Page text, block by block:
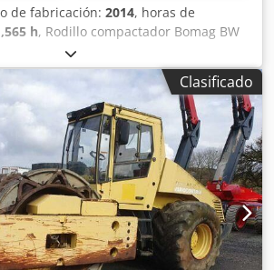
de fabricación: 2014, horas de
h, Rodillo compactador Bomag BW
de fabricación: 2014, horas de
1565 h, motor: Kubota [55,4 kW/75
Manager 2, distribuidor de asfalto
asfalto lateral derecho, peso: 7300 kg,
lisa, buen estado, listo para su uso
le ofrecemos una propuesta de
El Sr. Mihm (teléfono: )
atenderle. Encontrará más
página web. Salvo errores y venta
Uo Acksk Posibilidad de alquiler. =
en contacto con Tobias Ebert
Clasificado